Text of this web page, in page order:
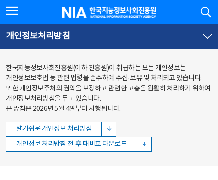
바로가기
바로가기
한국지능정보사회진흥원
개인정보처리방침
한국지능정보사회진흥원(이하 진흥원)이 취급하는 모든 개인정보는
개인정보보호법 등 관련 법령을 준수하여 수집·보유 및 처리되고 있습니다.
또한 개인정보주체의 권익을 보장하고 관련한 고충을 원활히 처리하기 위하여
개인정보처리방침을 두고 있습니다.
본 방침은 2026년 5월 4일부터 시행됩니다.
알기쉬운 개인정보 처리방침
개인정보 처리방침 전·후 대비표 다운로드